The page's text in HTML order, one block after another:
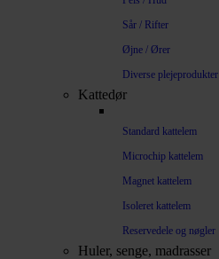
Sår / Rifter
Øjne / Ører
Diverse plejeprodukter
Kattedør
Standard kattelem
Microchip kattelem
Magnet kattelem
Isoleret kattelem
Reservedele og nøgler
Huler, senge, madrasser